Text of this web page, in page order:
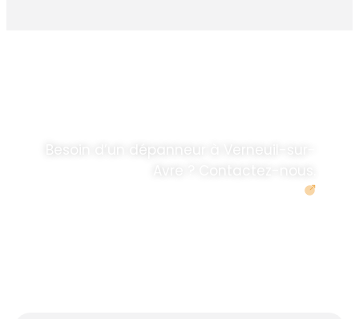
Besoin d’un dépanneur à Verneuil-sur-